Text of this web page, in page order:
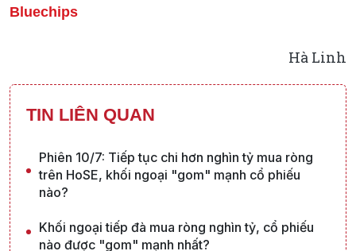
Bluechips
Hà Linh
TIN LIÊN QUAN
Phiên 10/7: Tiếp tục chi hơn nghìn tỷ mua ròng
trên HoSE, khối ngoại "gom" mạnh cổ phiếu
nào?
Khối ngoại tiếp đà mua ròng nghìn tỷ, cổ phiếu
nào được "gom" mạnh nhất?